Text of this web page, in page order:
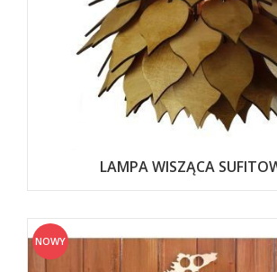
LAMPA WISZĄCA
NOWY